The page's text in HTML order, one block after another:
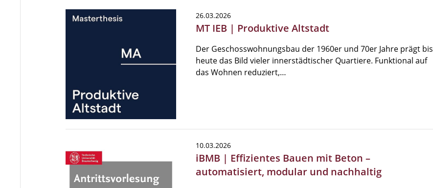
26.03.2026
MT IEB | Produktive Altstadt
Der Geschosswohnungsbau der 1960er und 70er Jahre prägt bis
heute das Bild vieler innerstädtischer Quartiere. Funktional auf
das Wohnen reduziert,…
10.03.2026
iBMB | Effizientes Bauen mit Beton –
automatisiert, modular und nachhaltig